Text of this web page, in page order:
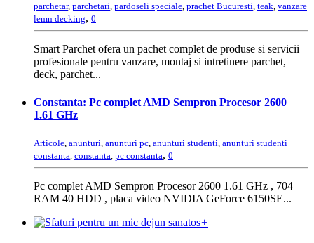
parchetar, parchetari, pardoseli speciale, prachet Bucuresti, teak, vanzare
lemn decking, 0
Smart Parchet ofera un pachet complet de produse si servicii
profesionale pentru vanzare, montaj si intretinere parchet,
deck, parchet...
Constanta: Pc complet AMD Sempron Procesor 2600
1.61 GHz
Articole anunturi anunturi pc anunturi studenti anunturi studenti
constanta constanta pc constanta, 0
Pc complet AMD Sempron Procesor 2600 1.61 GHz , 704
RAM 40 HDD , placa video NVIDIA GeForce 6150SE...
+